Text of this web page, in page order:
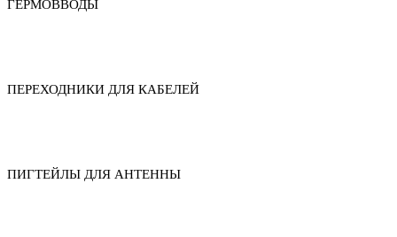
ГЕРМОВВОДЫ
ПЕРЕХОДНИКИ ДЛЯ КАБЕЛЕЙ
ПИГТЕЙЛЫ ДЛЯ АНТЕННЫ